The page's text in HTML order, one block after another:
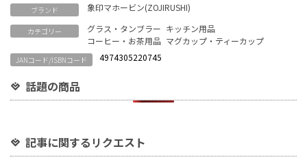
ブランド 象印マホービン(ZOJIRUSHI)
カテゴリー グラス・タンブラー キッチン用品
コーヒー・お茶用品 マグカップ・ティーカップ
JANコード/ISBNコード 4974305220745
話題の商品
記事に関するリクエスト